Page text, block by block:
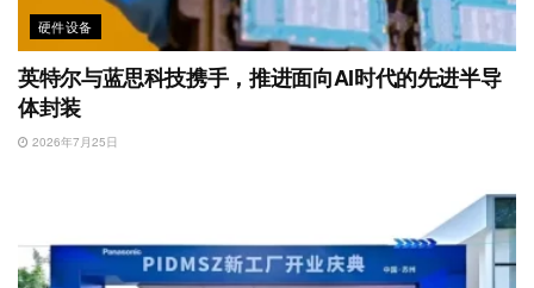
硬件设备
英特尔与蓝思科技携手，推进面向AI时代的先进半导
体封装
2026年7月25日